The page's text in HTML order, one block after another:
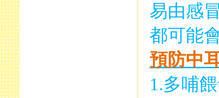
易由感
都可能
預防中
1.多哺